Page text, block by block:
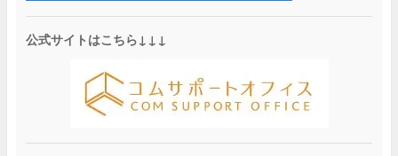
公式サイトはこちら↓↓↓